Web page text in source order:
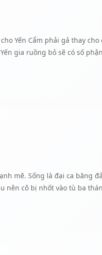
hay, bên trong còn có
Ngữ Dao vui sướng
Yến Cẩm phải gả thay
gia ruồng bỏ sẽ có số
mẽ. Sống là đại ca băng
cô bị nhốt vào tù ba
hòa và rất đỗi si tình.
Giữa xa mạc ta là cát